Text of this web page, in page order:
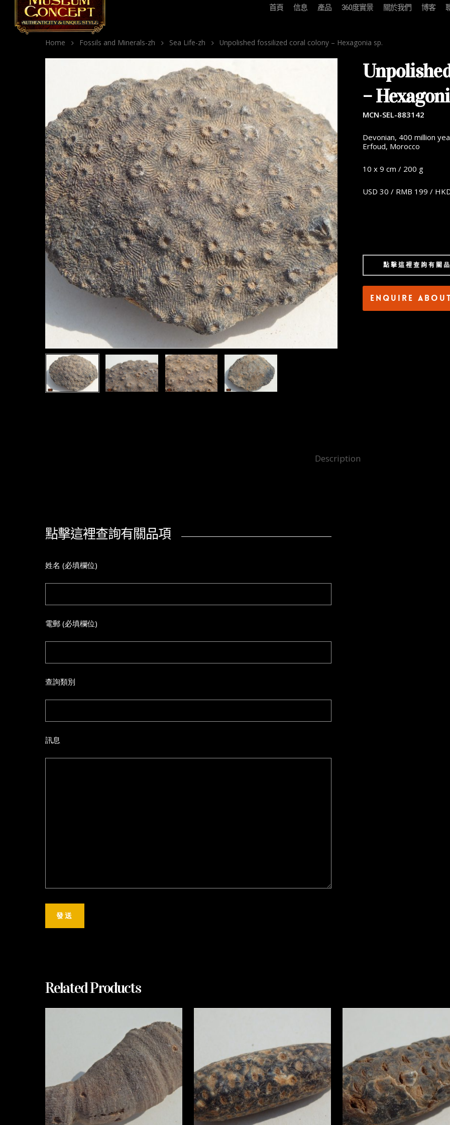
首頁 信息 產品 360度實景 關於我們 博客
Home Fossils and Minerals-zh Sea Life-zh Unpolished fossilized coral colony – Hexagonia sp.
–
MCN-SEL-883142
Devonian, 400 million
Erfoud, Morocco
10 x 9 cm / 200 g
USD 30 / RMB 199 /
點擊這裡查詢有關
Enquire
Description
點擊這裡查詢有關品項
姓名 (必填欄位)
電郵 (必填欄位)
查詢類別
訊息
Related Products